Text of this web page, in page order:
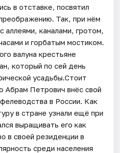
в отставке, посвятил
Так, при нём
аллеями, каналами, гротом,
и горбатым мостиком.
валуна крестьяне
который по сей день
усадьбы.Стоит
Абрам Петрович внёс свой
в России. Как
в стране узнали ещё при
выращивать его как
в своей резиденции в
среди населения